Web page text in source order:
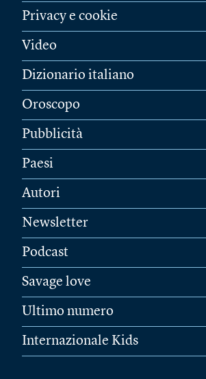
Privacy e cookie
Video
Dizionario italiano
Oroscopo
Pubblicità
Paesi
Autori
Newsletter
Podcast
Savage love
Ultimo numero
Internazionale Kids